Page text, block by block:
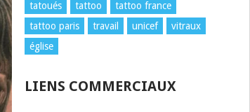
tatoués
tattoo
tattoo france
tattoo paris
travail unicef
vitraux
église
LIENS COMMERCIAUX